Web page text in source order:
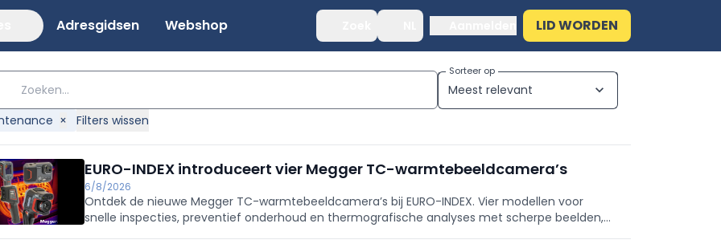
Adresgidsen Webshop LID WORDEN
Meest relevant expand_more
Sorteer op
× Filters wissen
EURO-INDEX introduceert vier Megger TC-warmtebeeldcamera’s
6/8/2026
Ontdek de nieuwe Megger TC-warmtebeeldcamera’s bij EURO-INDEX. Vier modellen voor
snelle inspecties, preventief onderhoud en thermografische analyses met scherpe beelden,